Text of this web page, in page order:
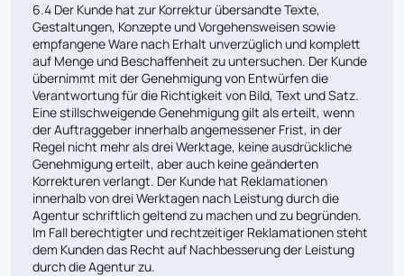
6.4 Der Kunde hat zur Korrektur übersandte Texte,
Gestaltungen, Konzepte und Vorgehensweisen sowie
empfangene Ware nach Erhalt unverzüglich und komplett
auf Menge und Beschaffenheit zu untersuchen. Der Kunde
übernimmt mit der Genehmigung von Entwürfen die
Verantwortung für die Richtigkeit von Bild, Text und Satz.
Eine stillschweigende Genehmigung gilt als erteilt, wenn
der Auftraggeber innerhalb angemessener Frist, in der
Regel nicht mehr als drei Werktage, keine ausdrückliche
Genehmigung erteilt, aber auch keine geänderten
Korrekturen verlangt. Der Kunde hat Reklamationen
innerhalb von drei Werktagen nach Leistung durch die
Agentur schriftlich geltend zu machen und zu begründen.
Im Fall berechtigter und rechtzeitiger Reklamationen steht
dem Kunden das Recht auf Nachbesserung der Leistung
durch die Agentur zu.